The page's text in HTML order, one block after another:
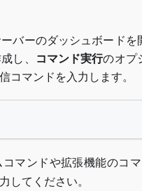
バーのダッシュボードを
し、
コマンド実行のオプ
コマンドを入力します。
マンドや拡張機能のコマ
してください。